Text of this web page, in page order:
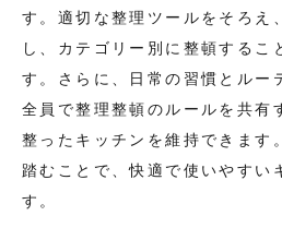
す。適切な整理ツールをそろえ
し、カテゴリー別に整頓するこ
す。さらに、日常の習慣とルー
全員で整理整頓のルールを共有
整ったキッチンを維持できます
踏むことで、快適で使いやすい
す。